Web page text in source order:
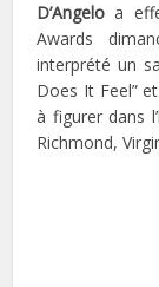
D’Angelo a
Awards
interprété un
Does It Feel”
à figurer dans
Richmond,